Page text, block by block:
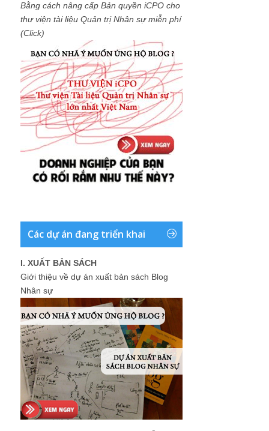
Bằng cách nâng cấp Bản quyền iCPO cho
thư viện tài liệu Quản trị Nhân sự miễn phí
(Click)
Các dự án đang triển khai
I. XUẤT BẢN SÁCH
Giới thiệu về dự án xuất bản sách Blog
Nhân sự